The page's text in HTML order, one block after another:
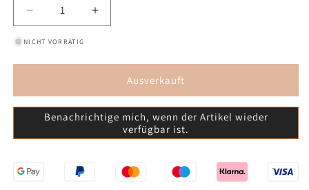
Verringere
die
Menge
Erhöhe
die
NICHT VORRÄTIG
Ausverkauft
Benachrichtige mich, wenn der Artikel wieder
verfügbar ist.